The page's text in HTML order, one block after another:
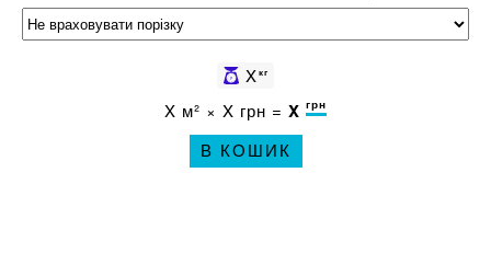
Xкг
X м² × X грн = X грн
В КОШИК